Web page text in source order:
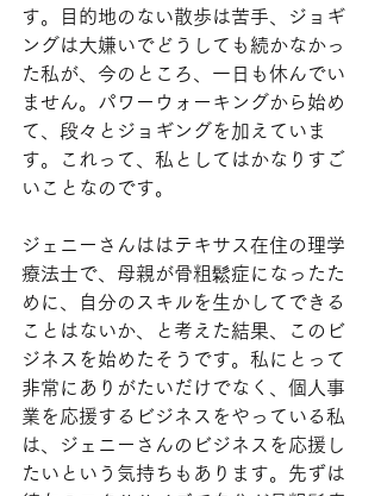
す。目的地のない散歩は苦手、ジョギ
ングは大嫌いでどうしても続かなかっ
た私が、今のところ、一日も休んでい
ません。パワーウォーキングから始め
て、段々とジョギングを加えていま
す。これって、私としてはかなりすご
いことなのです。
ジェニーさんははテキサス在住の理学
療法士で、母親が骨粗鬆症になったた
めに、自分のスキルを生かしてできる
ことはないか、と考えた結果、このビ
ジネスを始めたそうです。私にとって
非常にありがたいだけでなく、個人事
業を応援するビジネスをやっている私
は、ジェニーさんのビジネスを応援し
たいという気持ちもあります。先ずは